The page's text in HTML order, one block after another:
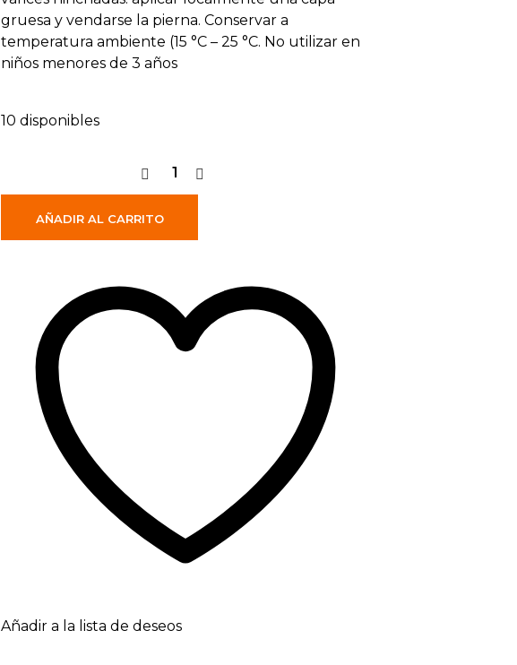
gruesa y vendarse la pierna. Conservar a
temperatura ambiente (15 °C – 25 °C. No utilizar en
niños menores de 3 años
10 disponibles
AÑADIR AL CARRITO
Añadir a la lista de deseos